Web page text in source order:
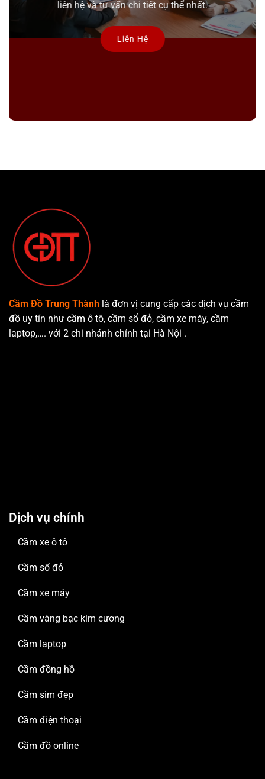
liên hệ và tư vấn chi tiết cụ thể nhất.
Liên Hệ
Cầm Đồ Trung Thành là đơn vị cung cấp các dịch vụ cầm
đồ uy tín như cầm ô tô, cầm sổ đỏ, cầm xe máy, cầm
laptop,…. với 2 chi nhánh chính tại Hà Nội .
Dịch vụ chính
Cầm xe ô tô
Cầm sổ đỏ
Cầm xe máy
Cầm vàng bạc kim cương
Cầm laptop
Cầm đồng hồ
Cầm sim đẹp
Cầm điện thoại
Cầm đồ online